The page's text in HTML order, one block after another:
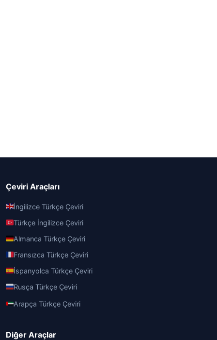
Çeviri Araçları
İngilizce Türkçe Çeviri
Türkçe İngilizce Çeviri
Almanca Türkçe Çeviri
Fransızca Türkçe Çeviri
İspanyolca Türkçe Çeviri
Rusça Türkçe Çeviri
Arapça Türkçe Çeviri
Diğer Araçlar